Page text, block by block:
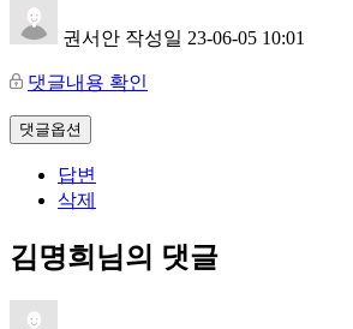
권서안 작성일 23-06-05 10:01
댓글내용 확인
댓글옵션
답변
삭제
김명희님의 댓글